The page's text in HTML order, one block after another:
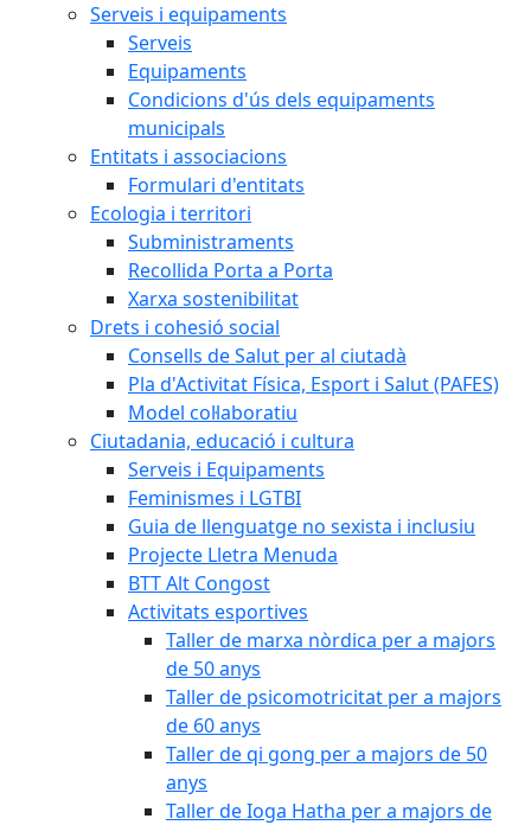
Serveis i equipaments
Serveis
Equipaments
Condicions d'ús dels equipaments
municipals
Entitats i associacions
Formulari d'entitats
Ecologia i territori
Subministraments
Recollida Porta a Porta
Xarxa sostenibilitat
Drets i cohesió social
Consells de Salut per al ciutadà
Pla d'Activitat Física, Esport i Salut (PAFES)
Model col·laboratiu
Ciutadania, educació i cultura
Serveis i Equipaments
Feminismes i LGTBI
Guia de llenguatge no sexista i inclusiu
Projecte Lletra Menuda
BTT Alt Congost
Activitats esportives
Taller de marxa nòrdica per a majors
de 50 anys
Taller de psicomotricitat per a majors
de 60 anys
Taller de qi gong per a majors de 50
anys
Taller de Ioga Hatha per a majors de